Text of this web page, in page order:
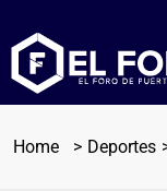
Home Deportes